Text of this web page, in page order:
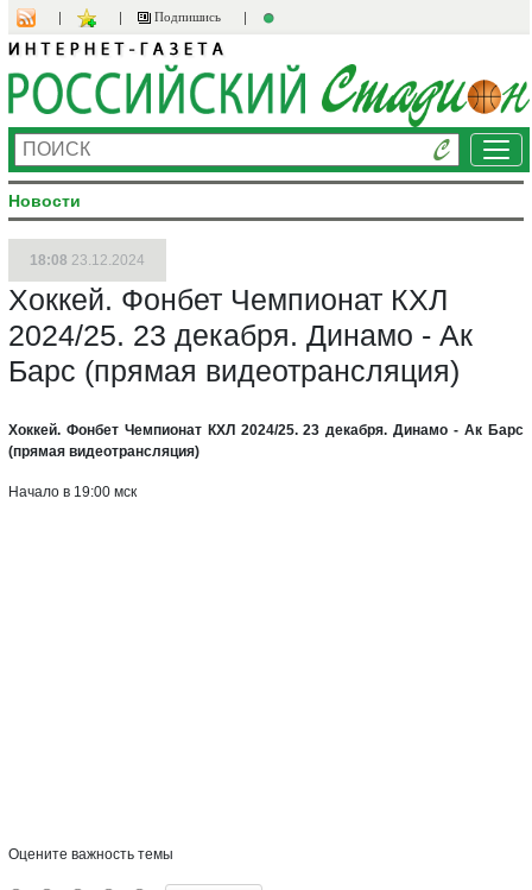
Подпишись
Новости
18:08 23.12.2024
Хоккей. Фонбет Чемпионат КХЛ
2024/25. 23 декабря. Динамо - Ак
Барс (прямая видеотрансляция)
Хоккей. Фонбет Чемпионат КХЛ 2024/25. 23 декабря. Динамо - Ак Барс
(прямая видеотрансляция)
Начало в 19:00 мск
Оцените важность темы